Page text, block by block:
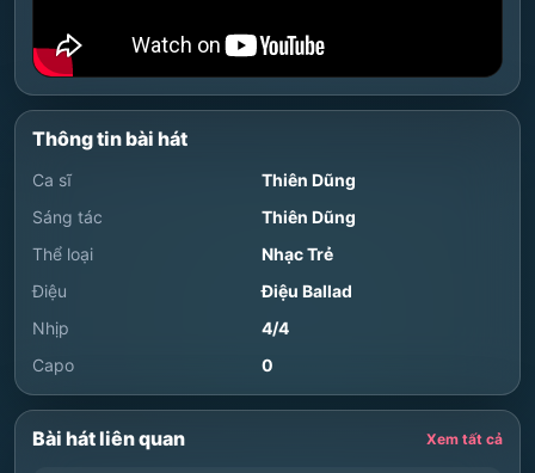
Thông tin bài hát
Ca sĩ
Thiên Dũng
Sáng tác
Thiên Dũng
Thể loại
Nhạc Trẻ
Điệu
Điệu Ballad
Nhịp
4/4
Capo
0
Bài hát liên quan Xem tất cả